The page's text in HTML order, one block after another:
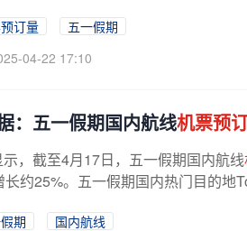
订量
五一假期
04-22 17:10
：五一假期国内航线机票预
，截至4月17日，五一假期国内航线
约25%。五一假期国内热门目的
期
国内航线